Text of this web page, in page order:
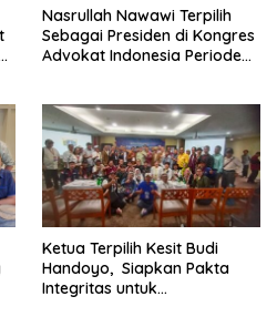
Nasrullah Nawawi Terpilih
Sebagai Presiden di Kongres
Advokat Indonesia Periode
Ketua Terpilih Kesit Budi
Handoyo, Siapkan Pakta
Integritas untuk